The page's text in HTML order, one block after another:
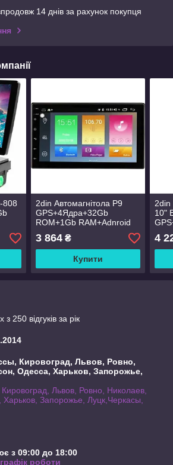
14 днів за рахунок покупця
808
2din Автомагнітола P9
GPS+4Ядра+32Gb
ROM+1Gb RAM+Adnroid
3 864₴
Купити
2din
10"
4
250 відгуків за рік
Кировоград, Львов, Ровно,
Одесса, Харьков, Запорожье,
Львов, Ровно, Николаев,
Запорожье, Луцк,Черкасы,
з 09:00 до 18:00
роботи